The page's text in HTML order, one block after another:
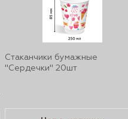
Стаканчики бумажные
"Сердечки" 20шт